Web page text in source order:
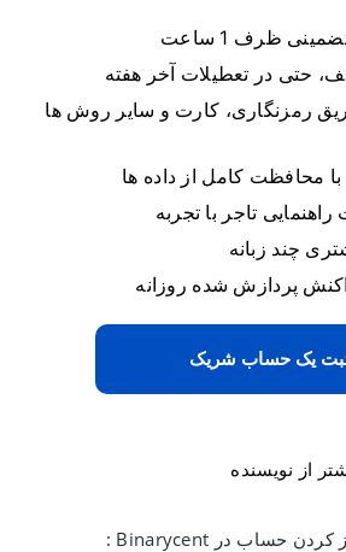
ظرف 1 ساعت
حتی در تعطیلات آخر هفته
رمزنگاری، کارت و سایر روش ها
تاجر با تجربه
یک حساب شریک
از نویسنده
باز کردن حساب در Binarycent :